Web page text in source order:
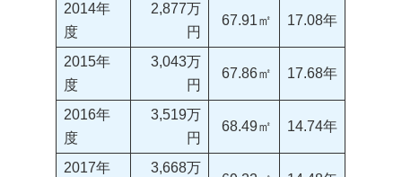
2014年
度
2,877万
円
67.91㎡ 17.08年
2015年
度
3,043万
円
67.86㎡ 17.68年
2016年
度
3,519万
円
68.49㎡ 14.74年
2017年
3,668万